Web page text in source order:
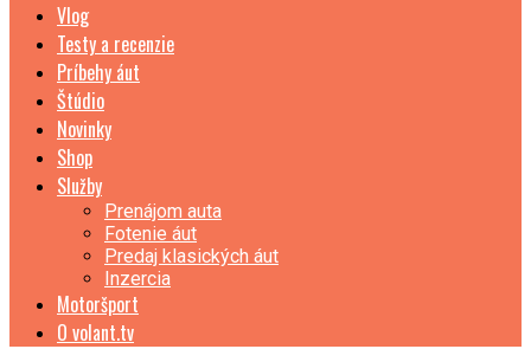
Vlog
Testy a recenzie
Príbehy áut
Štúdio
Novinky
Shop
Služby
Prenájom auta
Fotenie áut
Predaj klasických áut
Inzercia
Motoršport
O volant.tv